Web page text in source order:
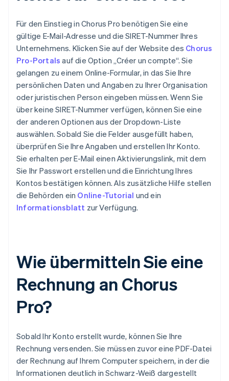
Für den Einstieg in Chorus Pro benötigen Sie eine
gültige E-Mail-Adresse und die SIRET-Nummer Ihres
Unternehmens. Klicken Sie auf der Website des Chorus
Pro-Portals auf die Option „Créer un compte“. Sie
gelangen zu einem Online-Formular, in das Sie Ihre
persönlichen Daten und Angaben zu Ihrer Organisation
oder juristischen Person eingeben müssen. Wenn Sie
über keine SIRET-Nummer verfügen, können Sie eine
der anderen Optionen aus der Dropdown-Liste
auswählen. Sobald Sie die Felder ausgefüllt haben,
überprüfen Sie Ihre Angaben und erstellen Ihr Konto.
Sie erhalten per E-Mail einen Aktivierungslink, mit dem
Sie Ihr Passwort erstellen und die Einrichtung Ihres
Kontos bestätigen können. Als zusätzliche Hilfe stellen
die Behörden ein Online-Tutorial und ein
Informationsblatt zur Verfügung.
Wie übermitteln Sie eine
Rechnung an Chorus
Pro?
Sobald Ihr Konto erstellt wurde, können Sie Ihre
Rechnung versenden. Sie müssen zuvor eine PDF-Datei
der Rechnung auf Ihrem Computer speichern, in der die
Informationen deutlich in Schwarz-Weiß dargestellt